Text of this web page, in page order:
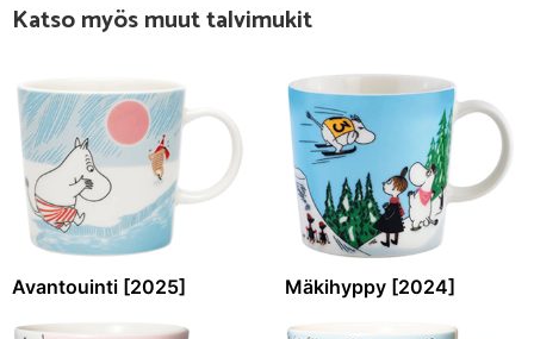
Katso myös muut talvimukit
Avantouinti [2025] Mäkihyppy [2024]